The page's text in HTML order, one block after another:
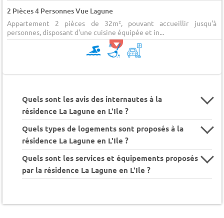
2 Pièces 4 Personnes Vue Lagune
Appartement 2 pièces de 32m², pouvant accueillir jusqu'à
personnes, disposant d'une cuisine équipée et in...
Quels sont les avis des internautes à la
résidence La Lagune en L'Ile ?
Quels types de logements sont proposés à la
résidence La Lagune en L'Ile ?
Quels sont les services et équipements proposés
par la résidence La Lagune en L'Ile ?